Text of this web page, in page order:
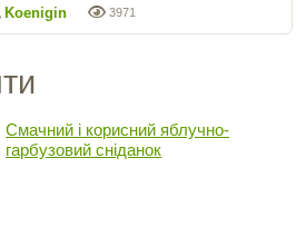
3971
Koenigin
Смачний і корисний яблучно-
гарбузовий сніданок